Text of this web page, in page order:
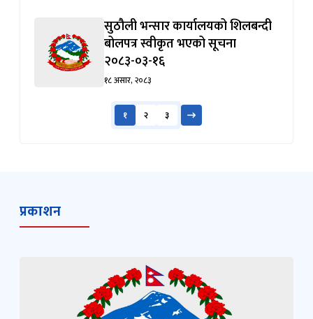
सुठौली भन्सार कार्यालयको शिलबन्दी
बोलपत्र स्वीकृत भएको सूचना
२०८३-०३-१६
१८ असार, २०८३
१ २ ३
प्रकाशन